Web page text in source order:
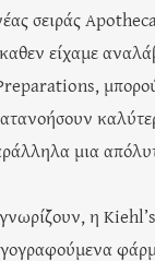
σειράς
είχαμε
μια
η